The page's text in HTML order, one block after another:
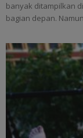
banyak ditampilkan
bagian depan.